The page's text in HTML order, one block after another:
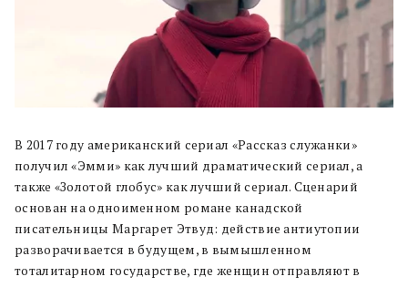
В 2017 году американский сериал «Рассказ служанки»
получил «Эмми» как лучший драматический сериал, а
также «Золотой глобус» как лучший сериал. Сценарий
основан на одноименном романе канадской
писательницы Маргарет Этвуд: действие антиутопии
разворачивается в будущем, в вымышленном
тоталитарном государстве, где женщин отправляют в